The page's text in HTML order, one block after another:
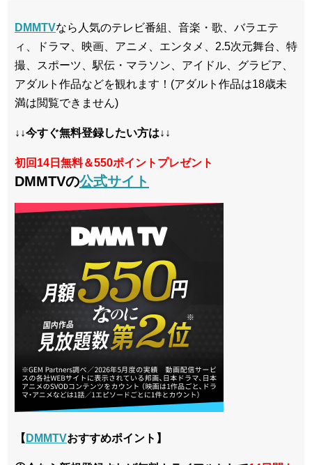
DMMTVなら人気のテレビ番組、音楽・歌、バラエテ
ィ、ドラマ、映画、アニメ、エンタメ、2.5次元舞台、特
撮、スポーツ、駅伝・マラソン、アイドル、グラビア、
アダルト作品などを観れます！(アダルト作品は18歳未
満は閲覧できません)
↓↓今すぐ無料登録したい方は↓↓
初回14日無料＆550ポイントプレゼント
DMMTVの公式サイト
【 DMMTVおすすめポイント】